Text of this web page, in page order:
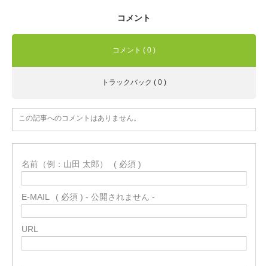
コメント
コメント ( 0 )
トラックバック ( 0 )
この記事へのコメントはありません。
名前（例：山田 太郎） ( 必須 )
E-MAIL ( 必須 ) - 公開されません -
URL